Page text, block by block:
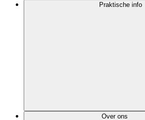
Praktische info
Over ons